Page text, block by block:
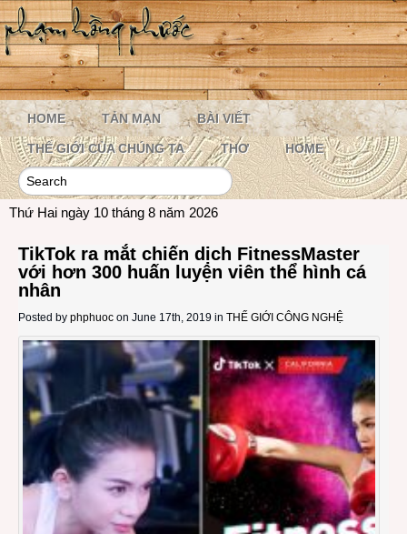
HOME TẢN MẠN BÀI VIẾT
THẾ GIỚI CỦA CHÚNG TA THƠ HOME
Thứ Hai ngày 10 tháng 8 năm 2026
TikTok ra mắt chiến dịch FitnessMaster
với hơn 300 huấn luyện viên thể hình cá
nhân
Posted by phphuoc on June 17th, 2019 in THẾ GIỚI CÔNG NGHỆ